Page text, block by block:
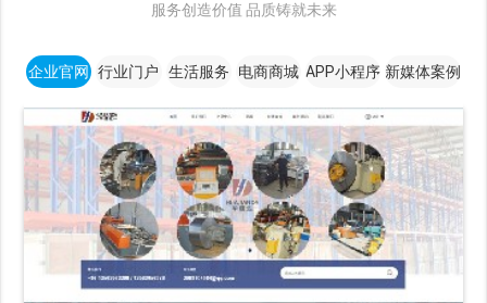
服务创造价值 品质铸就未来
企业官网 行业门户 生活服务 电商商城 APP小程序 新媒体案例